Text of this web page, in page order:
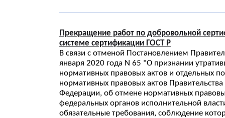
Прекращение работ по добровольной
системе сертификации ГОСТ Р
В связи с отменой Постановлением
января 2020 года N 65 "О признании
нормативных правовых актов и отдельных
нормативных правовых актов Правительства
Федерации, об отмене нормативных
федеральных органов исполнительной
обязательные требования, соблюдение